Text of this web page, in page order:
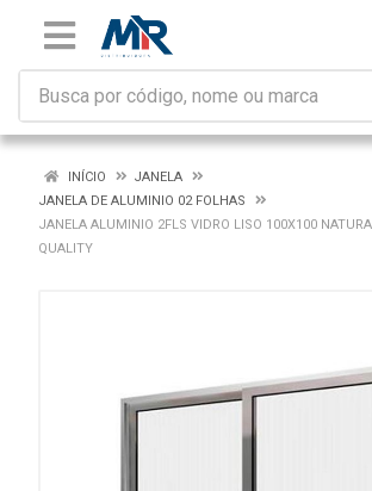
INÍCIO
JANELA
JANELA DE ALUMINIO 02 FOLHAS
JANELA ALUMINIO 2FLS VIDRO LISO 100X100
QUALITY